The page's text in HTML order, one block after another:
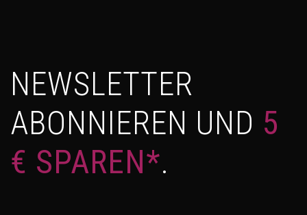
NEWSLETTER
ABONNIEREN UND 5
€ SPAREN*.